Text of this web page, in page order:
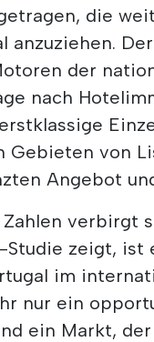
die
anzuziehen.
der
nach
Gebieten von
Angebot
verbirgt
Studie zeigt, ist
im
nur ein
ein Markt,